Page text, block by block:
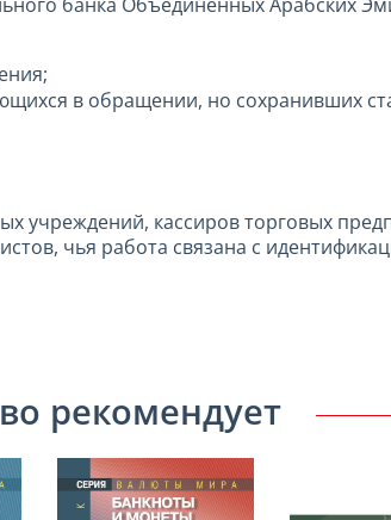
в обращении, но сохранивших
учреждений, кассиров торговых
чья работа связана с
рекомендует